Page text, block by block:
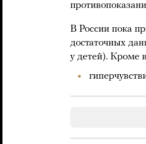
В России пока
достаточных
у детей). Кроме